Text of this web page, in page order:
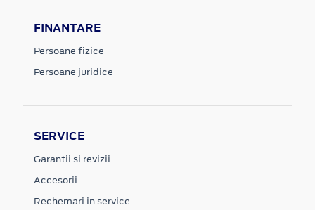
FINANTARE
Persoane fizice
Persoane juridice
SERVICE
Garantii si revizii
Accesorii
Rechemari in service